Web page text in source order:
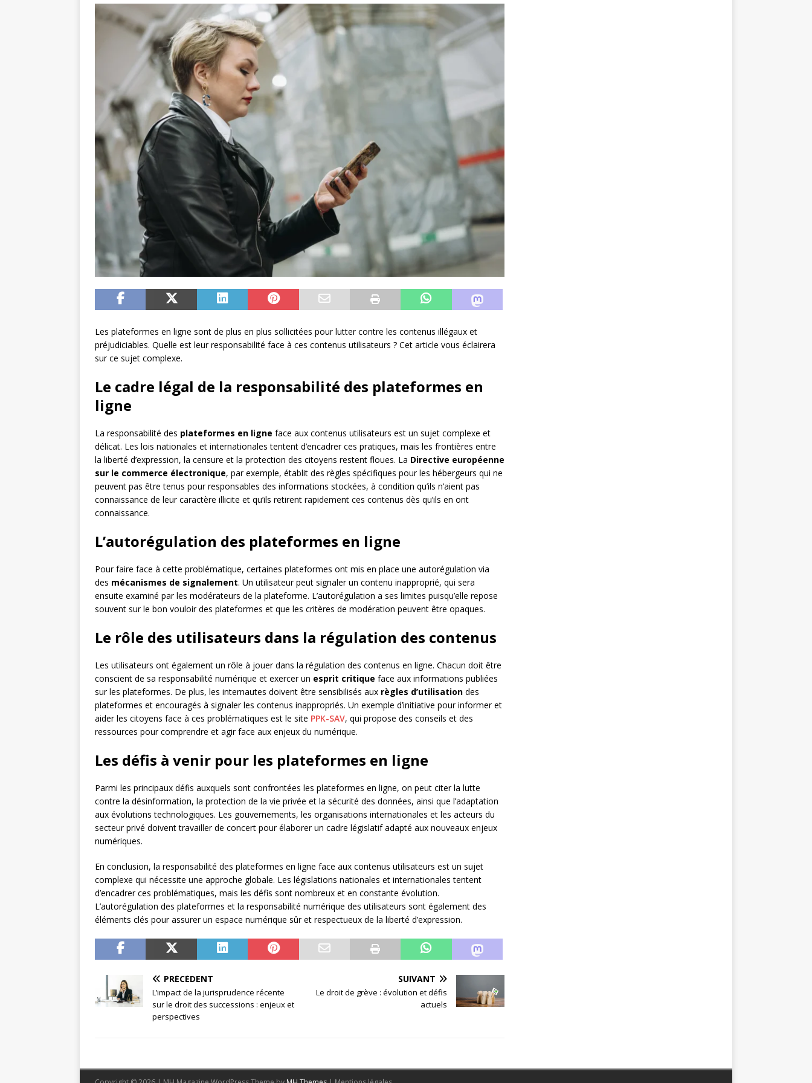
Les plateformes en ligne sont de plus en plus sollicitées pour lutter contre les contenus illégaux et
préjudiciables. Quelle est leur responsabilité face à ces contenus utilisateurs ? Cet article vous éclairera
sur ce sujet complexe.
Le cadre légal de la responsabilité des plateformes en
ligne
La responsabilité des plateformes en ligne face aux contenus utilisateurs est un sujet complexe et
délicat. Les lois nationales et internationales tentent d’encadrer ces pratiques, mais les frontières entre
la liberté d’expression, la censure et la protection des citoyens restent floues. La Directive européenne
sur le commerce électronique, par exemple, établit des règles spécifiques pour les hébergeurs qui ne
peuvent pas être tenus pour responsables des informations stockées, à condition qu’ils n’aient pas
connaissance de leur caractère illicite et qu’ils retirent rapidement ces contenus dès qu’ils en ont
connaissance.
L’autorégulation des plateformes en ligne
Pour faire face à cette problématique, certaines plateformes ont mis en place une autorégulation via
des mécanismes de signalement. Un utilisateur peut signaler un contenu inapproprié, qui sera
ensuite examiné par les modérateurs de la plateforme. L’autorégulation a ses limites puisqu’elle repose
souvent sur le bon vouloir des plateformes et que les critères de modération peuvent être opaques.
Le rôle des utilisateurs dans la régulation des contenus
Les utilisateurs ont également un rôle à jouer dans la régulation des contenus en ligne. Chacun doit être
conscient de sa responsabilité numérique et exercer un esprit critique face aux informations publiées
sur les plateformes. De plus, les internautes doivent être sensibilisés aux règles d’utilisation des
plateformes et encouragés à signaler les contenus inappropriés. Un exemple d’initiative pour informer et
aider les citoyens face à ces problématiques est le site PPK-SAV, qui propose des conseils et des
ressources pour comprendre et agir face aux enjeux du numérique.
Les défis à venir pour les plateformes en ligne
Parmi les principaux défis auxquels sont confrontées les plateformes en ligne, on peut citer la lutte
contre la désinformation, la protection de la vie privée et la sécurité des données, ainsi que l’adaptation
aux évolutions technologiques. Les gouvernements, les organisations internationales et les acteurs du
secteur privé doivent travailler de concert pour élaborer un cadre législatif adapté aux nouveaux enjeux
numériques.
En conclusion, la responsabilité des plateformes en ligne face aux contenus utilisateurs est un sujet
complexe qui nécessite une approche globale. Les législations nationales et internationales tentent
d’encadrer ces problématiques, mais les défis sont nombreux et en constante évolution.
L’autorégulation des plateformes et la responsabilité numérique des utilisateurs sont également des
éléments clés pour assurer un espace numérique sûr et respectueux de la liberté d’expression.
PRÉCÉDENT
L’impact de la jurisprudence récente
sur le droit des successions : enjeux et
perspectives
SUIVANT
Le droit de grève : évolution et défis
actuels